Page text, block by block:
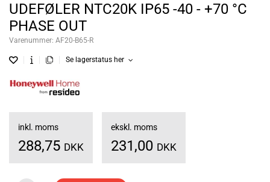
UDEFØLER NTC20K IP65 -40 - +70 °C
PHASE OUT
Varenummer: AF20-B65-R
Se lagerstatus her
inkl. moms
288,75 DKK
ekskl. moms
231,00 DKK